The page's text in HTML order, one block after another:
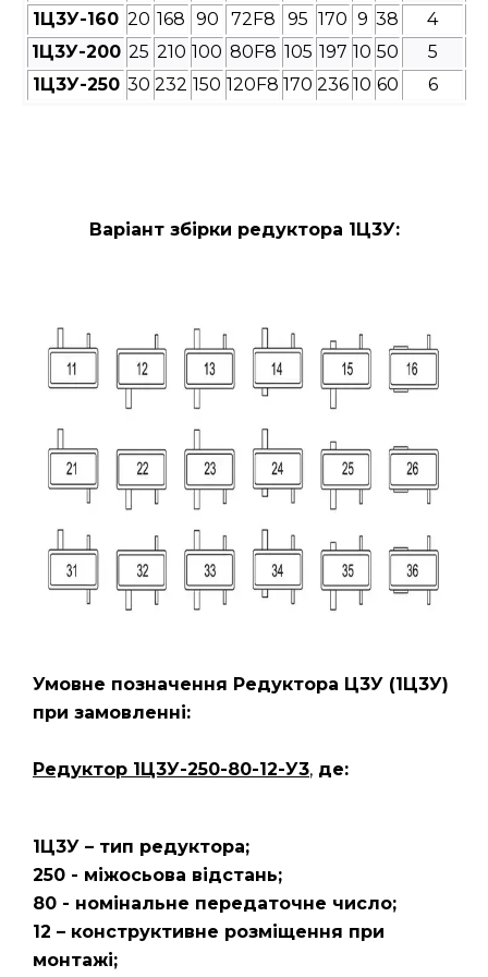
1Ц3У-160 20 168 90 72F8 95 170 9 38 4
1Ц3У-200 25 210 100 80F8 105 197 10 50 5
1Ц3У-250 30 232 150 120F8 170 236 10 60 6
Варіант збірки редуктора 1Ц3У:
Умовне позначення Редуктора Ц3У (1Ц3У)
при замовленні:
Редуктор 1Ц3У-250-80-12-У3, де:
1Ц3У – тип редуктора;
250 - міжосьова відстань;
80 - номінальне передаточне число;
12 – конструктивне розміщення при
монтажі;